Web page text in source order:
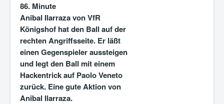
86. Minute
Anibal Ilarraza von VfR
Königshof hat den Ball auf der
rechten Angriffsseite. Er läßt
einen Gegenspieler aussteigen
und legt den Ball mit einem
Hackentrick auf Paolo Veneto
zurück. Eine gute Aktion von
Anibal Ilarraza.